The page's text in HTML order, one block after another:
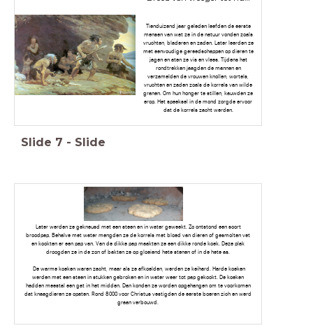
Tienduizend jaar geleden leefden de eerste
mensen van wat ze in de natuur vonden zoals
vruchten, bladeren en zaden. Later leerden ze
met eenvoudige gereedschappen op dieren te
jagen en aten ze vis en vlees. Tijdens het
rondtrekken jaagden de mannen en
verzamelden de vrouwen knollen, wortels,
vruchten en zaden zoals de korrels van wilde
granen. Om hun honger te stillen, kauwden ze
erop. Het speeksel in de mond zorgde ervoor
dat de korrels zacht werden.
Slide 7 - Slide
Later werden ze gekneusd met een steen en in water geweekt. Zo ontstond een soort
broodpap. Behalve met water mengden ze de korrels met bloed van dieren of gesmolten vet
en kookten er een pap van. Van de dikke pap maakten ze een dikke ronde koek. Deze plak
droogden ze in de zon of bakten ze op gloeiend hete stenen of in de hete as.
De warme koeken waren zacht, maar als ze afkoelden, werden ze keihard. Harde koeken
werden met een steen in stukken gebroken en in water weer tot pap gekookt. De koeken
hadden meestal een gat in het midden. Dan konden ze worden opgehangen om te voorkomen
dat knaagdieren ze opaten. Rond 8000 voor Christus vestigden de eerste boeren zich en werd
graan verbouwd.